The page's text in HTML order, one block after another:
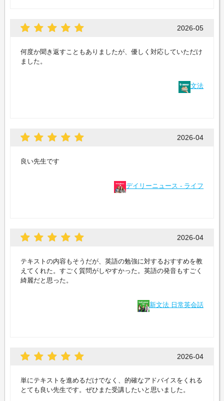
2026-05
何度か聞き返すこともありましたが、優しく対応していただけ
ました。
文法
2026-04
良い先生です
デイリーニュース - ライフ
2026-04
テキストの内容もそうだが、英語の勉強に対するおすすめを教
えてくれた。すごく質問がしやすかった。英語の発音もすごく
綺麗だと思った。
新文法 日常英会話
2026-04
単にテキストを進めるだけでなく、的確なアドバイスをくれる
とても良い先生です。ぜひまた受講したいと思いました。